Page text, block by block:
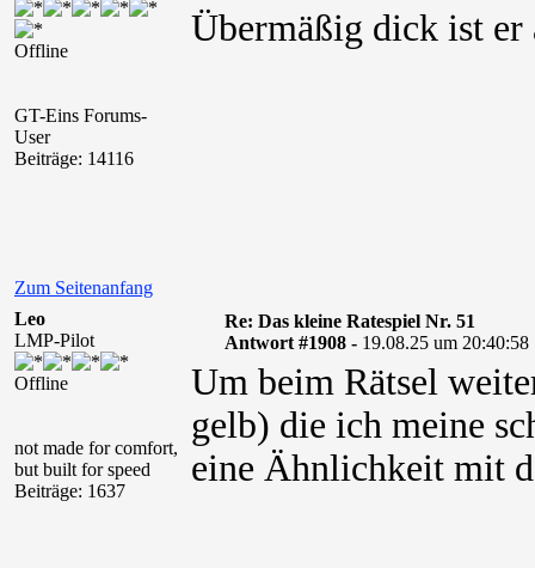
Offline
GT-Eins Forums-
User
Beiträge: 14116
Übermäßig dick ist
Zum Seitenanfang
Leo
LMP-Pilot
Offline
not made for comfort,
but built for speed
Beiträge: 1637
Re: Das kleine Ratespiel Nr. 51
Antwort #1908 - 19.08.25 um 20:40:58
Um beim Rätsel
gelb) die ich meine
eine Ähnlichkeit mit